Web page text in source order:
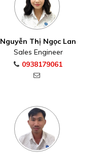
Nguyễn Thị Ngọc Lan
Sales Engineer
0938179061